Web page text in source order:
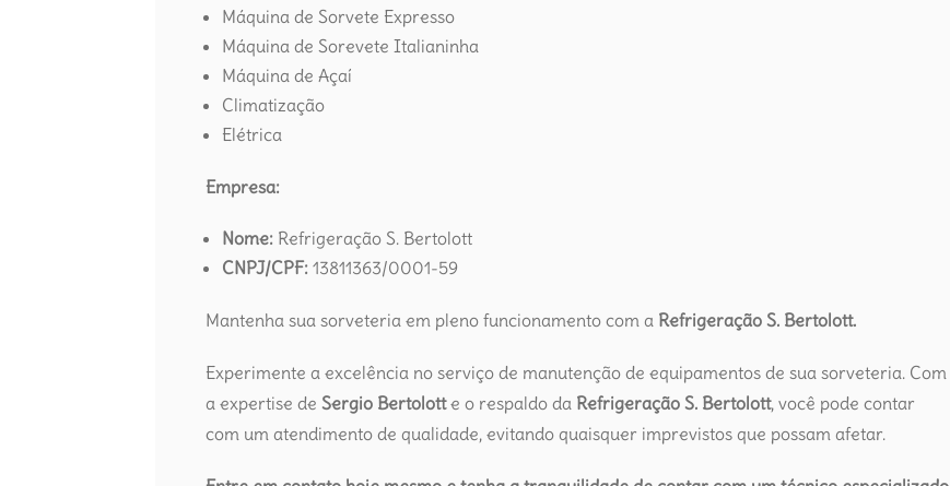
Máquina de Sorvete Expresso
Máquina de Sorevete Italianinha
Máquina de Açaí
Climatização
Elétrica
Empresa:
Nome: Refrigeração S. Bertolott
CNPJ/CPF: 13811363/0001-59
Mantenha sua sorveteria em pleno funcionamento com a Refrigeração S. Bertolott.
Experimente a excelência no serviço de manutenção de equipamentos de sua sorveteria. Com
a expertise de Sergio Bertolotte o respaldo da Refrigeração S. Bertolott, você pode contar
com um atendimento de qualidade, evitando quaisquer imprevistos que possam afetar.